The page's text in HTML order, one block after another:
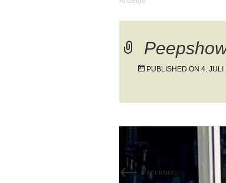
PUBLISHED ON 4. JULI
← Previous